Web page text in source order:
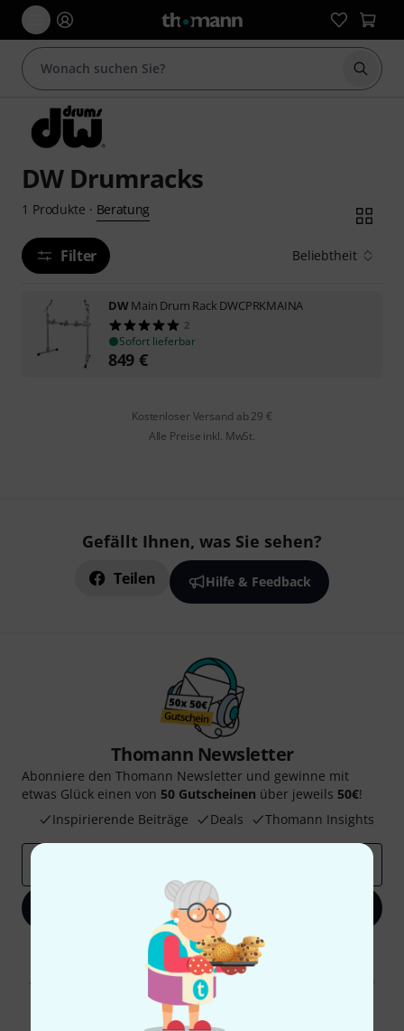
Suche
DW Drumracks
1 Produkte · Beratung
Filter Beliebtheit
DWMain Drum Rack DWCPRKMAINA
2
Sofort lieferbar
849 €
Kostenloser Versand ab 29 €
Alle Preise inkl. MwSt.
Gefällt Ihnen, was Sie sehen?
Teilen Hilfe & Feedback
Thomann Newsletter
Abonniere den Thomann Newsletter und gewinne mit
etwas Glück einen von 50 Gutscheinen über jeweils 50€!
Inspirierende Beiträge
Deals Thomann Insights
Jetzt anmelden
Mit Klick auf „Jetzt anmelden“ stimmen Sie dem Erhalt von E-Mail-
Werbung und einer Messung des E-Mail-Nutzungsverhaltens zu. Die
Abmeldung ist jederzeit möglich. Weitere Informationen finden Sie in
unseren
Datenschutzhinweisen
* Pflichtfeld